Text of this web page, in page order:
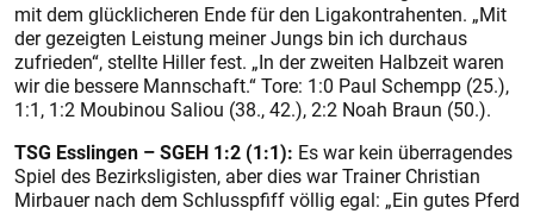
mit dem glücklicheren Ende für den Ligakontrahenten. „Mit
der gezeigten Leistung meiner Jungs bin ich durchaus
zufrieden“, stellte Hiller fest. „In der zweiten Halbzeit waren
wir die bessere Mannschaft.“ Tore: 1:0 Paul Schempp (25.),
1:1, 1:2 Moubinou Saliou (38., 42.), 2:2 Noah Braun (50.).
TSG Esslingen – SGEH 1:2 (1:1): Es war kein überragendes
Spiel des Bezirksligisten, aber dies war Trainer Christian
Mirbauer nach dem Schlusspfiff völlig egal: „Ein gutes Pferd